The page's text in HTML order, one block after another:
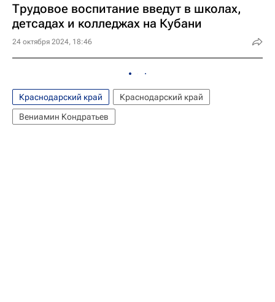
Трудовое воспитание введут в школах,
детсадах и колледжах на Кубани
24 октября 2024, 18:46
Краснодарский край
Краснодарский край
Вениамин Кондратьев